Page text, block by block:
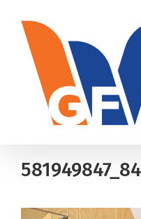
Inhalt
springen